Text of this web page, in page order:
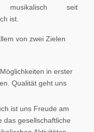
seit
ist.
von zwei Zielen
in erster
Qualität geht uns
ist uns Freude am
das gesellschaftliche